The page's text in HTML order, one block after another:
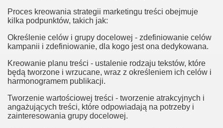
Proces kreowania strategii marketingu treści obejmuje
kilka podpunktów, takich jak:
Określenie celów i grupy docelowej - zdefiniowanie celów
kampanii i zdefiniowanie, dla kogo jest ona dedykowana.
Kreowanie planu treści - ustalenie rodzaju tekstów, które
będą tworzone i wrzucane, wraz z określeniem ich celów i
harmonogramem publikacji.
Tworzenie wartościowej treści - tworzenie atrakcyjnych i
angażujących treści, które odpowiadają na potrzeby i
zainteresowania grupy docelowej.